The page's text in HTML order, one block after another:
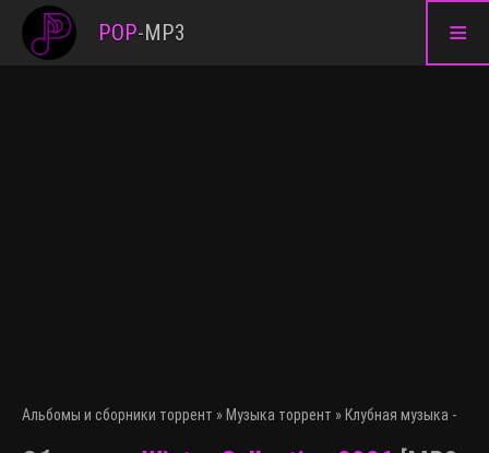
≡
POP-MP3
Альбомы и сборники торрент » Музыка торрент » Клубная музыка -